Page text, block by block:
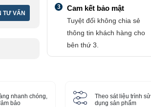
3 Cam kết bảo mật
Tuyệt đối không chia sẻ
thông tin khách hàng cho
bên thứ 3.
nhanh chóng,
bảo
Theo sát liệu trình sử
dụng sản phẩm